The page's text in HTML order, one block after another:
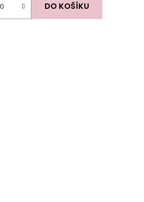
DO KOŠÍKU